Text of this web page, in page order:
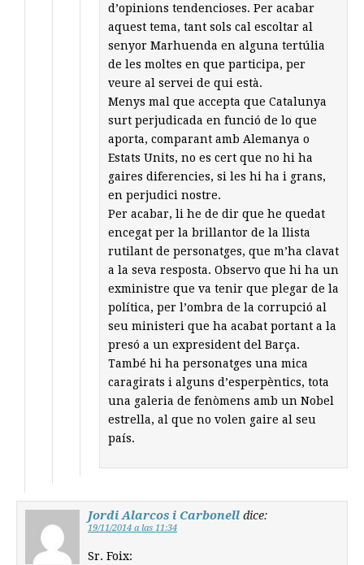
d’opinions tendencioses. Per acabar
aquest tema, tant sols cal escoltar al
senyor Marhuenda en alguna tertúlia
de les moltes en que participa, per
veure al servei de qui està.
Menys mal que accepta que Catalunya
surt perjudicada en funció de lo que
aporta, comparant amb Alemanya o
Estats Units, no es cert que no hi ha
gaires diferencies, si les hi ha i grans,
en perjudici nostre.
Per acabar, li he de dir que he quedat
encegat per la brillantor de la llista
rutilant de personatges, que m’ha clavat
a la seva resposta. Observo que hi ha un
exministre que va tenir que plegar de la
política, per l’ombra de la corrupció al
seu ministeri que ha acabat portant a la
presó a un expresident del Barça.
També hi ha personatges una mica
caragirats i alguns d’esperpèntics, tota
una galeria de fenòmens amb un Nobel
estrella, al que no volen gaire al seu
país.
Jordi Alarcos i Carbonell dice:
19/11/2014 a las 11:34
Sr. Foix: